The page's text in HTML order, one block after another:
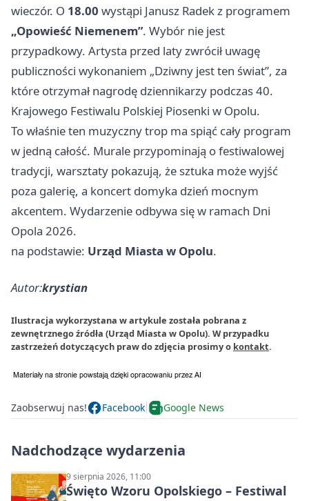
wieczór. O 18.00 wystąpi Janusz Radek z programem
„Opowieść Niemenem”. Wybór nie jest
przypadkowy. Artysta przed laty zwrócił uwagę
publiczności wykonaniem „Dziwny jest ten świat”, za
które otrzymał nagrodę dziennikarzy podczas 40.
Krajowego Festiwalu Polskiej Piosenki w Opolu.
To właśnie ten muzyczny trop ma spiąć cały program
w jedną całość. Murale przypominają o festiwalowej
tradycji, warsztaty pokazują, że sztuka może wyjść
poza galerię, a koncert domyka dzień mocnym
akcentem. Wydarzenie odbywa się w ramach Dni
Opola 2026.
na podstawie: Urząd Miasta w Opolu.
Autor:krystian
Ilustracja wykorzystana w artykule została pobrana z
zewnętrznego źródła (Urząd Miasta w Opolu). W przypadku
zastrzeżeń dotyczących praw do zdjęcia prosimy o kontakt.
Zaobserwuj nas! Facebook Google News
Nadchodzące wydarzenia
9 sierpnia 2026, 11:00
Święto Wzoru Opolskiego – Festiwal